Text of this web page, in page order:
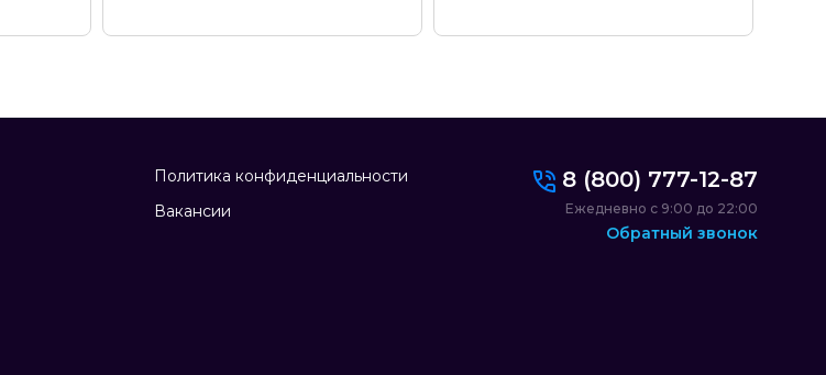
Политика конфиденциальности
Вакансии
8 (800) 777-12-87
Ежедневно с 9:00 до 22:00
Обратный звонок